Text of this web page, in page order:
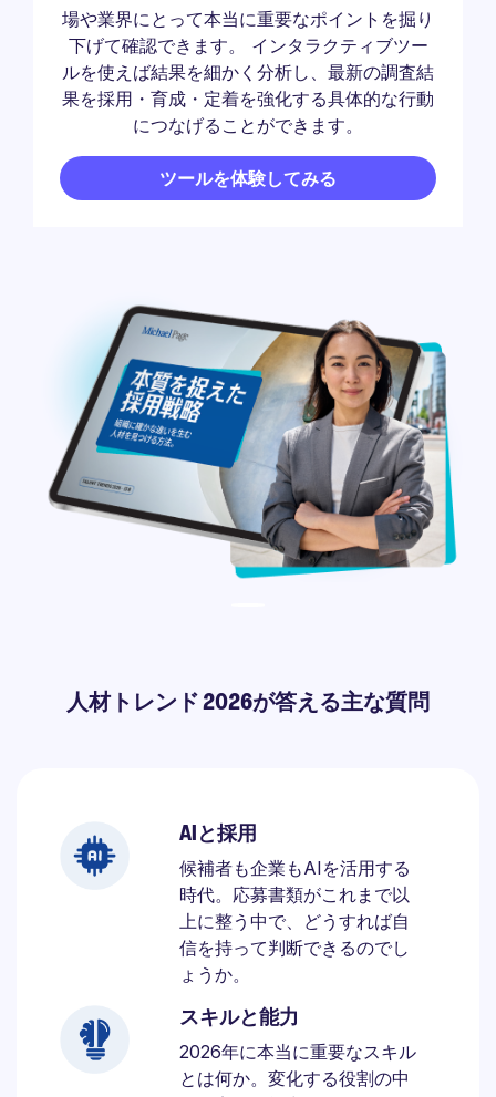
場や業界にとって本当に重要なポイントを掘り
下げて確認できます。 インタラクティブツー
ルを使えば結果を細かく分析し、最新の調査結
果を採用・育成・定着を強化する具体的な行動
につなげることができます。
ツールを体験してみる
人材トレンド 2026が答える主な質問
AIと採用
候補者も企業もAIを活用する
時代。応募書類がこれまで以
上に整う中で、どうすれば自
信を持って判断できるのでし
ょうか。
スキルと能力
2026年に本当に重要なスキル
とは何か。変化する役割の中